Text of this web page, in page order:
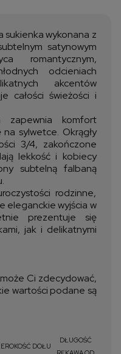
sukienka wykonana z
satynowym
romantycznym,
odcieniach
akcentów
całości świeżości i
zapewnia komfort
sylwetce. Okrągły
3/4, zakończone
lekkość i kobiecy
subtelną falbaną
rodzinne,
eleganckie wyjścia w
prezentuje się
jak i delikatnymi
Ci zdecydować,
wartości podane są
DOŁU
DŁUGOŚĆ